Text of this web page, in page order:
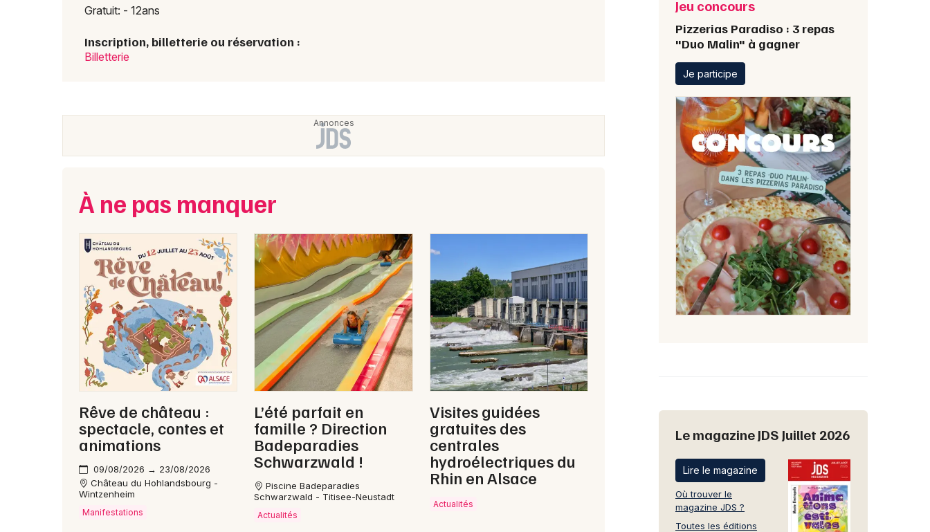
Gratuit: - 12ans
Inscription, billetterie ou réservation :
Billetterie
À ne pas manquer
Rêve de château :
spectacle, contes et
animations
09/08/2026 → 23/08/2026
Château du Hohlandsbourg -
Wintzenheim
Manifestations
L’été parfait en
famille ? Direction
Badeparadies
Schwarzwald !
Piscine Badeparadies
Schwarzwald - Titisee-Neustadt
Actualités
Visites guidées
gratuites des
centrales
hydroélectriques du
Rhin en Alsace
Actualités
Jeu concours
Pizzerias Paradiso : 3 repas
"Duo Malin" à gagner
Je participe
Le magazine JDS Juillet 2026
Lire le magazine
Où trouver le
magazine JDS ?
Toutes les éditions